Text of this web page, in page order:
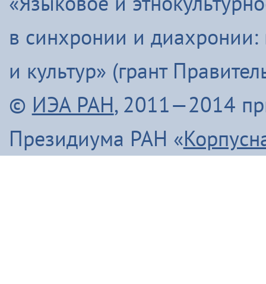
Итого
в синхронии и диахронии:
и культур» (грант
© ИЭА РАН, 2011—2014
Президиума РАН «